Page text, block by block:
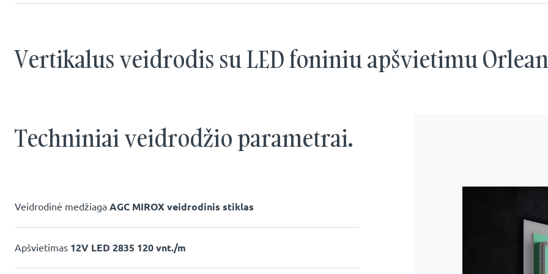
Vertikalus veidrodis su LED foniniu apšvietimu Orlean
Techniniai veidrodžio parametrai.
Veidrodinė medžiaga AGC MIROX veidrodinis stiklas
Apšvietimas 12V LED 2835 120 vnt./m